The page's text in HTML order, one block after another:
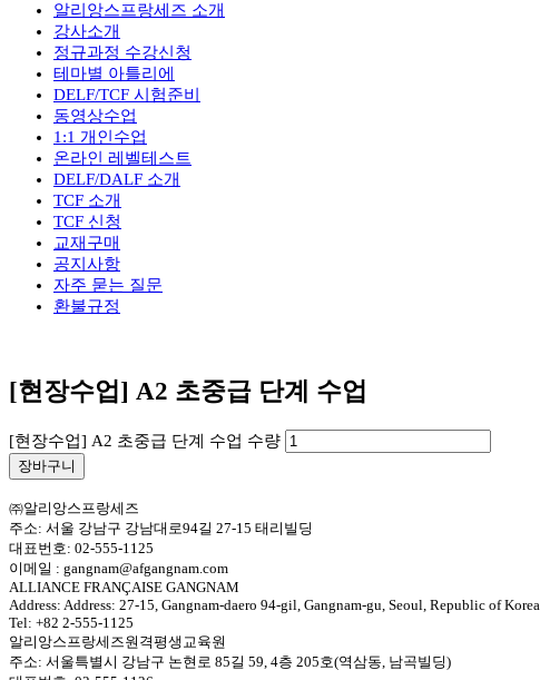
알리앙스프랑세즈 소개
강사소개
정규과정 수강신청
테마별 아틀리에
DELF/TCF 시험준비
동영상수업
1:1 개인수업
온라인 레벨테스트
DELF/DALF 소개
TCF 소개
TCF 신청
교재구매
공지사항
자주 묻는 질문
환불규정
[현장수업] A2 초중급 단계 수업
[현장수업] A2 초중급 단계 수업 수량
장바구니
㈜알리앙스프랑세즈
주소: 서울 강남구 강남대로94길 27-15 태리빌딩
대표번호: 02-555-1125
이메일 : gangnam@afgangnam.com
ALLIANCE FRANÇAISE GANGNAM
Address: Address: 27-15, Gangnam-daero 94-gil, Gangnam-gu, Seoul, Republic of Korea
Tel: +82 2-555-1125
알리앙스프랑세즈원격평생교육원
주소: 서울특별시 강남구 논현로 85길 59, 4층 205호(역삼동, 남곡빌딩)